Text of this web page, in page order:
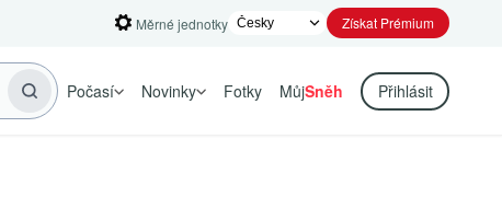
Měrné jednotky Získat Prémium
Počasí Novinky Fotky MůjSněh Přihlásit